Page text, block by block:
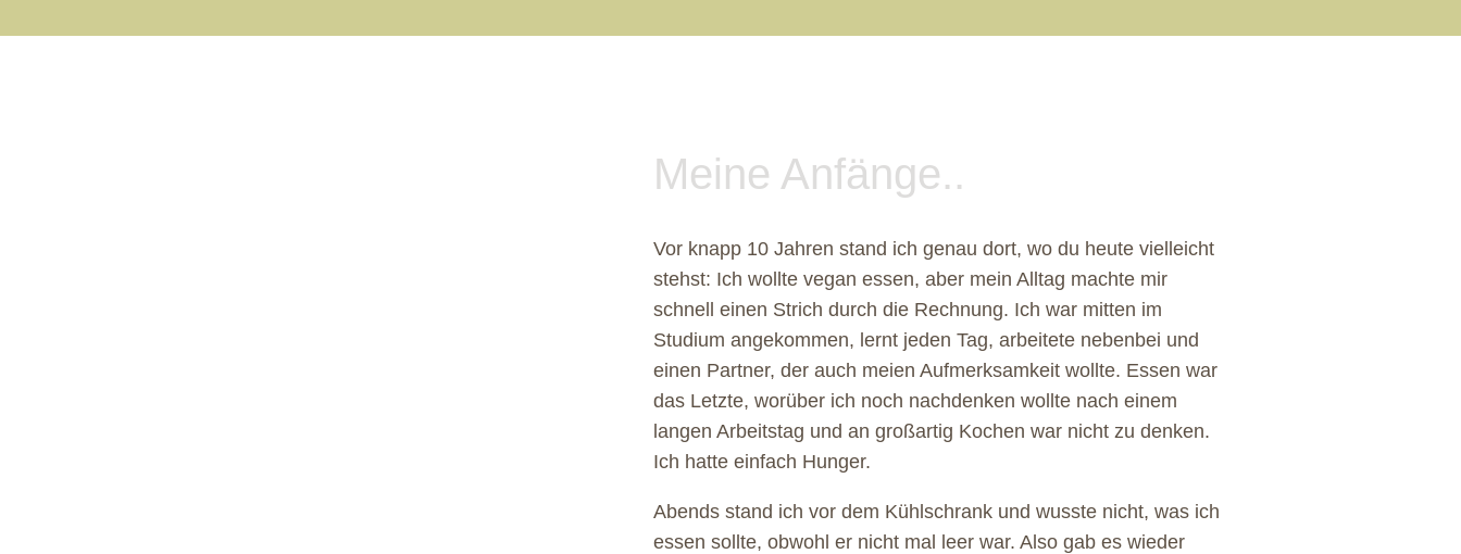
Meine Anfänge..
Vor knapp 10 Jahren stand ich genau dort, wo du heute vielleicht
stehst: Ich wollte vegan essen, aber mein Alltag machte mir
schnell einen Strich durch die Rechnung. Ich war mitten im
Studium angekommen, lernt jeden Tag, arbeitete nebenbei und
einen Partner, der auch meien Aufmerksamkeit wollte. Essen war
das Letzte, worüber ich noch nachdenken wollte nach einem
langen Arbeitstag und an großartig Kochen war nicht zu denken.
Ich hatte einfach Hunger.
Abends stand ich vor dem Kühlschrank und wusste nicht, was ich
essen sollte, obwohl er nicht mal leer war. Also gab es wieder